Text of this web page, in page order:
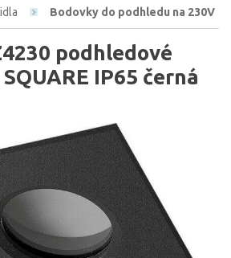
Bodovky do podhledu na 230V
podhledové
IP65 černá